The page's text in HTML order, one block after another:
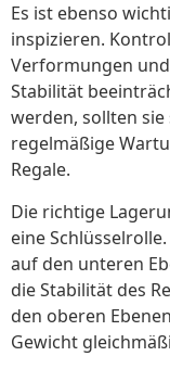
Es ist ebenso
inspizieren.
Verformungen
Stabilität
werden, sollten
regelmäßige
Regale.
Die richtige
eine
auf den unteren
die Stabilität des
den oberen
Gewicht